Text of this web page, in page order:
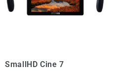
SmallHD Cine 7